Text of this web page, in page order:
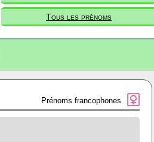
Tous les prénoms
Prénoms francophones